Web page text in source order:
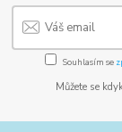
Souhlasím se
Můžete se